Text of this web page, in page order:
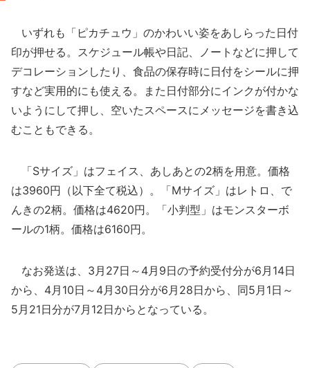
いずれも「ピカチュウ」のかわいい姿をあしらった日付
印が押せる。スケジュール帳や日記、ノートなどに押して
デコレーションしたり、食品の保存時に日付をシールに押
すなど実用的にも使える。また日付部分にインクが付かな
いようにして押し、空いたスペースにメッセージを書き込
むこともできる。
「Sサイズ」はフェイス、あしあとの2柄を用意。価格
は3960円（以下全て税込）。「Mサイズ」はレトロ、で
んきの2柄。価格は4620円。「小判型」はモンスターボ
ールの1柄。価格は6160円。
なお発送は、3月27日～4月9日の予約受付分が6月14日
から、4月10日～4月30日分が6月28日から、同5月1日～
5月21日分が7月12日からとなっている。